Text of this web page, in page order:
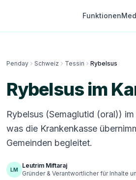
Funktionen
Penday Schweiz Tessin Rybelsus
Rybelsus im
Rybelsus (Semaglutid (oral))
was die Krankenkasse
Gemeinden begleitet.
LM
Leutrim Miftaraj
Gründer & Verantwortlicher für Inhalte